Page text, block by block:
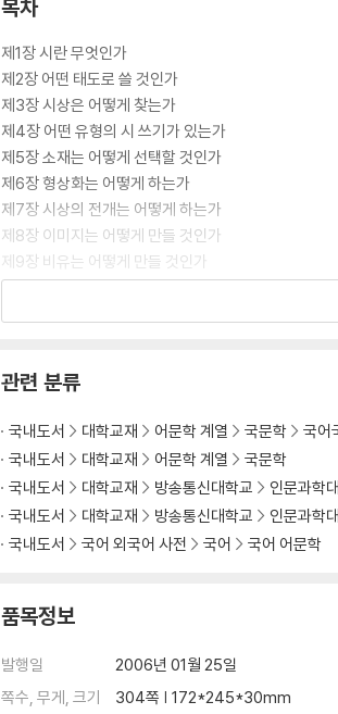
목차
제1장 시란 무엇인가
제2장 어떤 태도로 쓸 것인가
제3장 시상은 어떻게 찾는가
제4장 어떤 유형의 시 쓰기가 있는가
제5장 소재는 어떻게 선택할 것인가
제6장 형상화는 어떻게 하는가
제7장 시상의 전개는 어떻게 하는가
제8장 이미지는 어떻게 만들 것인가
제9장 비유는 어떻게 만들 것인가
제10장 상징과 알레고리는 어떻게 만들 것인가
제14장 어떤 시가 감동적인 시인가
관련 분류
국내도서 대학교재 어문학 계열 국문학
국어
국내도서
대학교재 어문학 계열
국문학
국내도서
대학교재 방송통신대학교 인문과학
국내도서
대학교재 방송통신대학교 인문과학
국내도서
국어 외국어 사전 국어 국어 어문학
품목정보
발행일
2006년 01월 25일
쪽수, 무게, 크기
304쪽 | 172*245*30mm